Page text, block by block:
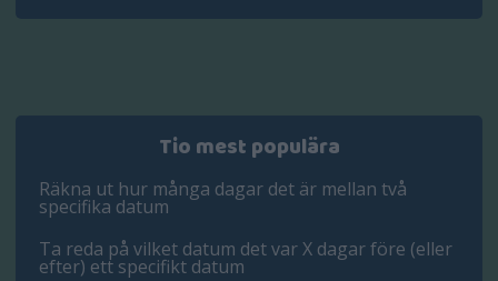
Tio mest populära
Räkna ut hur många dagar det är mellan två
specifika datum
Ta reda på vilket datum det var X dagar före (eller
efter) ett specifikt datum